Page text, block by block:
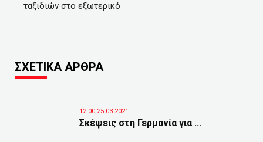
ταξιδιών στο εξωτερικό
ΣΧΕΤΙΚΑ ΑΡΘΡΑ
12:00,25.03.2021
Σκέψεις στη Γερμανία για ...